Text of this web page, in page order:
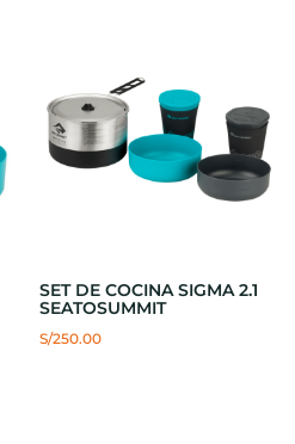
SET DE COCINA SIGMA 2.1
SEATOSUMMIT
S/250.00